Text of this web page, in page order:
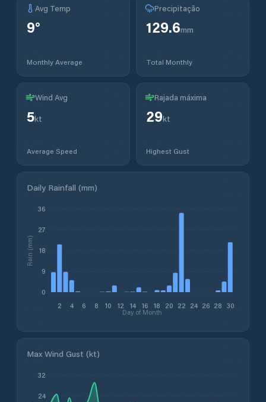
Avg Temp
9°
Monthly Average
Precipitação
129.6mm
Total Monthly
Wind Avg
5kt
Average Speed
Rajada máxima
29kt
Highest Gust
Daily Rainfall (mm)
2 4 6 8 10 12 14 16 18 20 22 24 26 28 30
Day of Month
0
9
18
27
36
Rain (mm)
Max Wind Gust (kt)
24
32